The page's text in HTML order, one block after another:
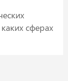
сферах